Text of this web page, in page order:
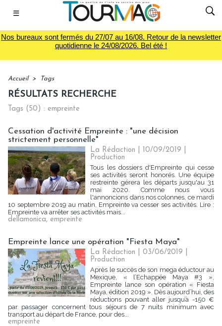
☰
Nos bureaux sont fermés du 27/07 au 16/08. Retour de la newsletter
quotidienne le 24/08/2026. Bel été !
Accueil > Tags
RÉSULTATS RECHERCHE
Tags (50) : empreinte
Cessation d'activité Empreinte : "une décision
strictement personnelle"
La Rédaction | 10/09/2019
Production
Tous les dossiers d'Empreinte qui cesse
ses activités seront honorés. Une équipe
restreinte gérera les départs jusqu'au 31
mai 2020. Comme nous vous
l'annoncions dans nos colonnes, ce mardi
10 septembre 2019 au matin, Empreinte va cesser ses activités. Lire :
Empreinte va arrêter ses activités mais...
dellamonica, empreinte
Empreinte lance une opération "Fiesta Maya"
La Rédaction | 03/06/2019
Production
Après le succès de son mega éductour au
Mexique, « l’Echappée Maya #3 »,
Empreinte lance son opération « Fiesta
Maya, édition 2019 ». Dès aujourd’hui, des
réductions pouvant aller jusqu’à -150 €
par passager concernent tous séjours de 7 nuits minimum avec
transport au départ de France, pour des...
empreinte